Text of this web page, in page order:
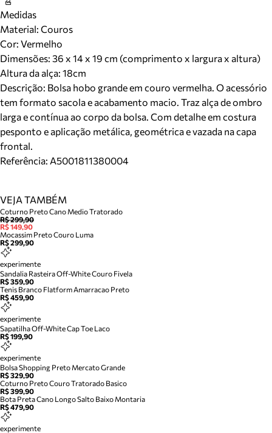
Medidas
Material: Couros
Cor: Vermelho
Dimensões: 36 x 14 x 19 cm (comprimento x largura x altura)
Altura da alça: 18cm
Descrição: Bolsa hobo grande em couro vermelha. O acessório
tem formato sacola e acabamento macio. Traz alça de ombro
larga e contínua ao corpo da bolsa. Com detalhe em costura
pesponto e aplicação metálica, geométrica e vazada na capa
frontal.
Referência: A5001811380004
VEJA TAMBÉM
Coturno Preto Cano Medio Tratorado
R$ 299,90
R$ 149,90
Mocassim Preto Couro Luma
R$ 299,90
experimente
Sandalia Rasteira Off-White Couro Fivela
R$ 359,90
Tenis Branco Flatform Amarracao Preto
R$ 459,90
experimente
Sapatilha Off-White Cap Toe Laco
R$ 199,90
experimente
Bolsa Shopping Preto Mercato Grande
R$ 329,90
Coturno Preto Couro Tratorado Basico
R$ 399,90
Bota Preta Cano Longo Salto Baixo Montaria
R$ 479,90
experimente